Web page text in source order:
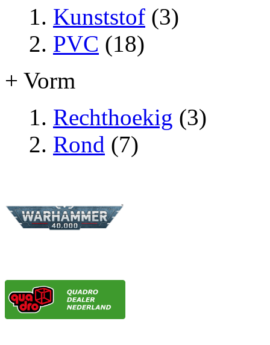
Kunststof (3)
PVC (18)
+ Vorm
Rechthoekig (3)
Rond (7)